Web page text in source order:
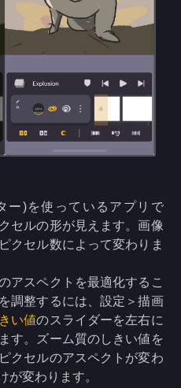
ー)を使っているアプリで
セルの形が見えます。画像
クセル数によって変わりま
アスペクトを最適化するこ
調整するには、設定＞描画
い値のスライダーを左右に
す。ズーム質のしきい値を
クセルのアスペクトが変わ
が変わります。